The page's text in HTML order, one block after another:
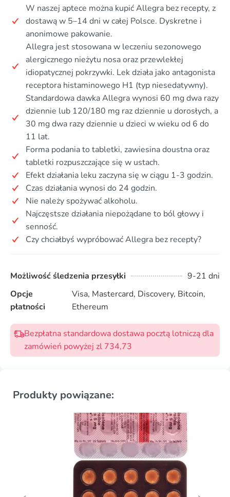
W naszej aptece można kupić Allegra bez recepty, z
dostawą w 5–14 dni w całej Polsce. Dyskretne i
anonimowe pakowanie.
Allegra jest stosowana w leczeniu sezonowego
alergicznego nieżytu nosa oraz przewlekłej
idiopatycznej pokrzywki. Lek działa jako antagonista
receptora histaminowego H1 (typ niesedatywny).
Standardowa dawka Allegra wynosi 60 mg dwa razy
dziennie lub 120/180 mg raz dziennie u dorosłych, a
30 mg dwa razy dziennie u dzieci w wieku od 6 do
11 lat.
Forma podania to tabletki, zawiesina doustna oraz
tabletki rozpuszczające się w ustach.
Efekt działania leku zaczyna się w ciągu 1-3 godzin.
Czas działania wynosi do 24 godzin.
Nie należy spożywać alkoholu.
Najczęstsze działania niepożądane to ból głowy i
senność.
Czy chciałbyś wypróbować Allegra bez recepty?
Możliwość śledzenia przesyłki
9-21 dni
Opcje
płatności
Visa, Mastercard, Discovery, Bitcoin,
Ethereum
Bezpłatna standardowa dostawa pocztą lotniczą dla
zamówień powyżej zl 734,73
Produkty powiązane: